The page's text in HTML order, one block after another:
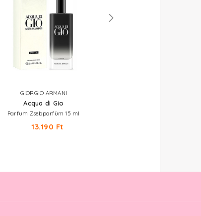
GIORGIO ARMANI
Acqua di Gio
Parfum Zsebparfüm 15 ml
13.190 Ft